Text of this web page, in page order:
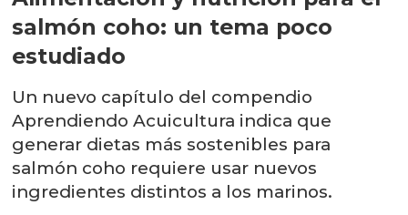
salmón coho: un tema poco
estudiado
Un nuevo capítulo del compendio
Aprendiendo Acuicultura indica que
generar dietas más sostenibles para
salmón coho requiere usar nuevos
ingredientes distintos a los marinos.